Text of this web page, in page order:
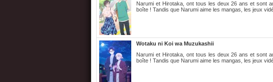
Narumi et Hirotaka, ont tous les deux 26 ans et sont
boîte ! Tandis que Narumi aime les mangas, les jeux
Wotaku ni Koi wa Muzukashii
Narumi et Hirotaka, ont tous les deux 26 ans et sont
boîte ! Tandis que Narumi aime les mangas, les jeux